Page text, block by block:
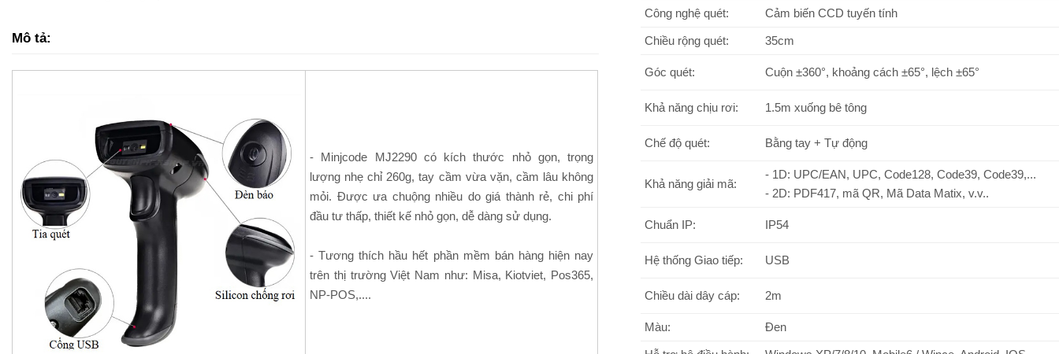
Mô tả:
- Minjcode MJ2290 có kích thước nhỏ gọn, trọng
lượng nhẹ chỉ 260g, tay cầm vừa vặn, cầm lâu không
mỏi. Được ưa chuộng nhiều do giá thành rẻ, chi phí
đầu tư thấp, thiết kế nhỏ gọn, dễ dàng sử dụng.
- Tương thích hầu hết phần mềm bán hàng hiện nay
trên thị trường Việt Nam như: Misa, Kiotviet, Pos365,
NP-POS,....
Công nghệ quét: Cảm biến CCD tuyến tính
Chiều rộng quét: 35cm
Góc quét: Cuộn ±360°, khoảng cách ±65°, lệch ±65°
Khả năng chịu rơi: 1.5m xuống bê tông
Chế độ quét: Bằng tay + Tự động
Khả năng giải mã:
- 1D: UPC/EAN, UPC, Code128, Code39, Code39,...
- 2D: PDF417, mã QR, Mã Data Matix, v.v..
Chuẩn IP: IP54
Hệ thống Giao tiếp: USB
Chiều dài dây cáp: 2m
Màu: Đen